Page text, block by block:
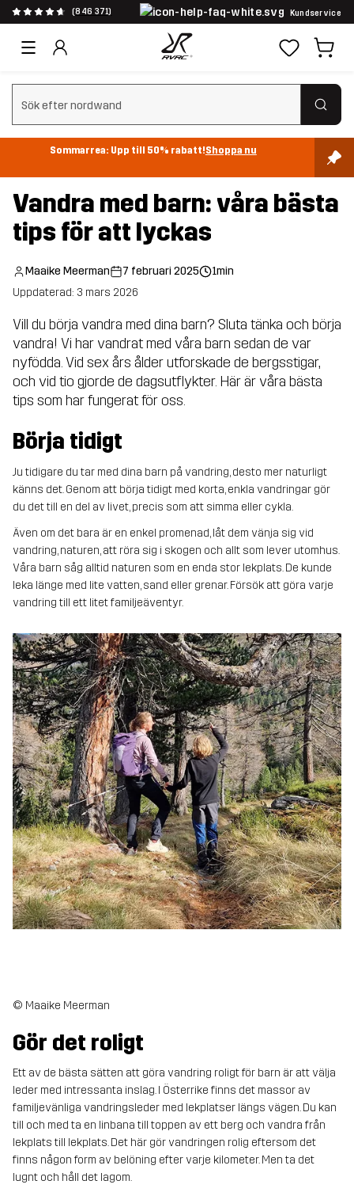
(846 371) Kundservice
Rensa sök
Sommarrea: Upp till 50% rabatt!Shoppa nu
Vandra med barn: våra bästa
tips för att lyckas
Maaike Meerman 7 februari 2025
1min
Uppdaterad: 3 mars 2026
Vill du börja vandra med dina barn? Sluta tänka och börja
vandra! Vi har vandrat med våra barn sedan de var
nyfödda. Vid sex års ålder utforskade de bergsstigar,
och vid tio gjorde de dagsutflykter. Här är våra bästa
tips som har fungerat för oss.
Börja tidigt
Ju tidigare du tar med dina barn på vandring, desto mer naturligt
känns det. Genom att börja tidigt med korta, enkla vandringar gör
du det till en del av livet, precis som att simma eller cykla.
Även om det bara är en enkel promenad, låt dem vänja sig vid
vandring, naturen, att röra sig i skogen och allt som lever utomhus.
Våra barn såg alltid naturen som en enda stor lekplats. De kunde
leka länge med lite vatten, sand eller grenar. Försök att göra varje
vandring till ett litet familjeäventyr.
© Maaike Meerman
Gör det roligt
Ett av de bästa sätten att göra vandring roligt för barn är att välja
leder med intressanta inslag. I Österrike finns det massor av
familjevänliga vandringsleder med lekplatser längs vägen. Du kan
till och med ta en linbana till toppen av ett berg och vandra från
lekplats till lekplats. Det här gör vandringen rolig eftersom det
finns någon form av belöning efter varje kilometer. Men ta det
lugnt och håll det lagom.